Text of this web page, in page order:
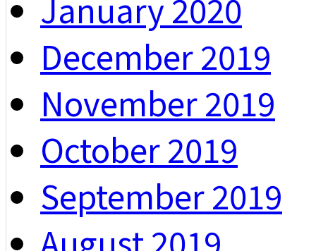
December 2019
November 2019
October 2019
September 2019